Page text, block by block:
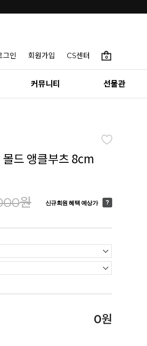
그인 회원가입 CS센터 0
커뮤니티 선물관
드 앵클부츠 8cm
원 신규회원 혜택 예상가
0원